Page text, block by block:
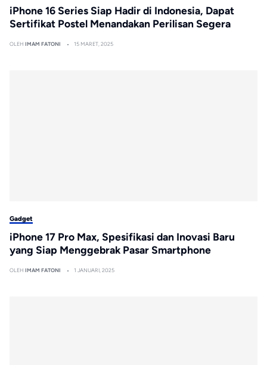
iPhone 16 Series Siap Hadir di Indonesia, Dapat
Sertifikat Postel Menandakan Perilisan Segera
OLEH IMAM FATONI 15 MARET, 2025
Gadget
iPhone 17 Pro Max, Spesifikasi dan Inovasi Baru
yang Siap Menggebrak Pasar Smartphone
OLEH IMAM FATONI 1 JANUARI, 2025